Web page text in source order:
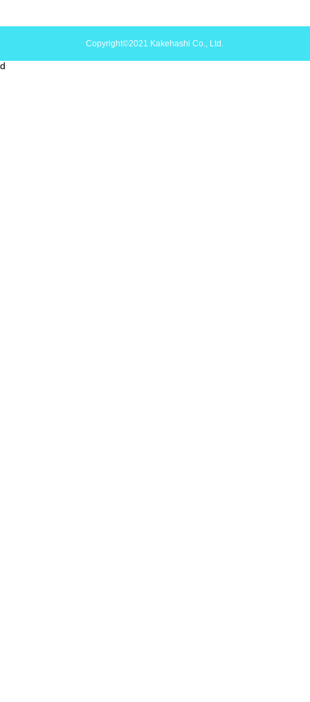
Copyright©2021 Kakehashi Co., Ltd.
d